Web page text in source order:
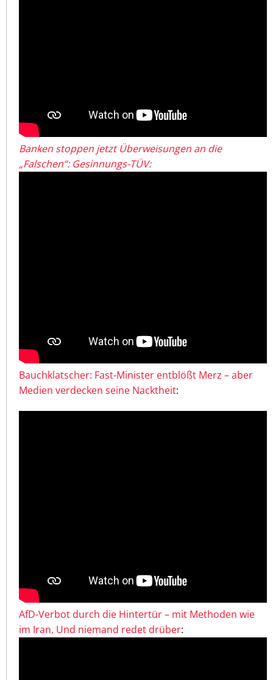
Banken stoppen jetzt Überweisungen an die
„Falschen“: Gesinnungs-TÜV:
Bauchklatscher: Fast-Minister entblößt Merz – aber
Medien verdecken seine Nacktheit:
AfD-Verbot durch die Hintertür – mit Methoden wie
im Iran. Und niemand redet drüber: